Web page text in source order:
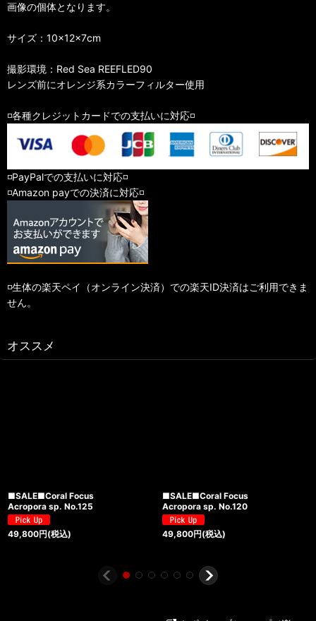
画像の個体となります。
サイズ：10×12×7cm
撮影環境：Red Sea REEFLED90
レンズ前にオレンジ系カラーフィルター使用
◽️各種クレジットカードでの支払いに対応◽️
◽️PayPalでの支払いに対応◽️
◽️Amazon payでの決済に対応◽️
◽️生体の楽天ペイ（オンライン決済）での楽天ID決済はご利用できま
せん。
オススメ
■SALE■Coral Focus
Acropora sp. No.125
49,800円(税込)
■SALE■Coral Focus
Acropora sp. No.120
49,800円(税込)